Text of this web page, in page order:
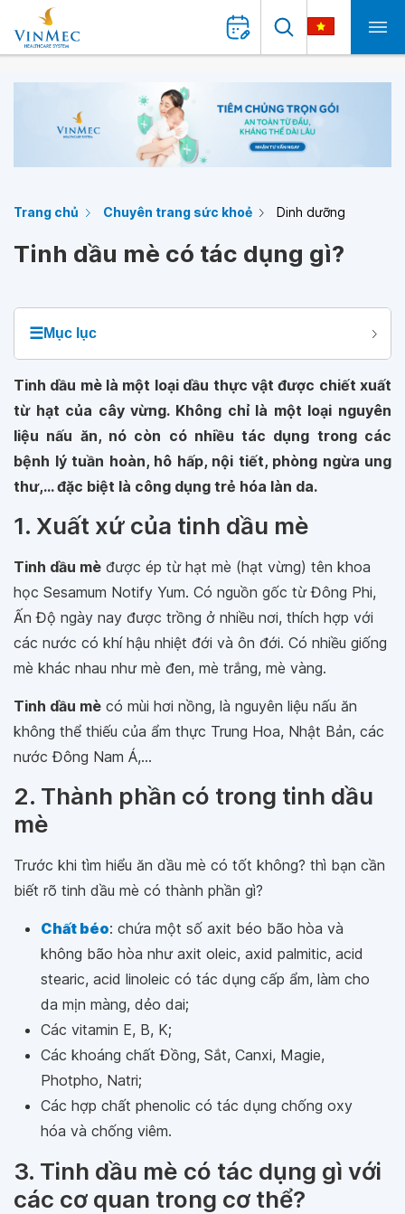
Trang chủ Chuyên trang sức khoẻ Dinh dưỡng
Tinh dầu mè có tác dụng gì?
☰Mục lục
Tinh dầu mè là một loại dầu thực vật được chiết xuất
từ hạt của cây vừng. Không chỉ là một loại nguyên
liệu nấu ăn, nó còn có nhiều tác dụng trong các
bệnh lý tuần hoàn, hô hấp, nội tiết, phòng ngừa ung
thư,... đặc biệt là công dụng trẻ hóa làn da.
1. Xuất xứ của tinh dầu mè
Tinh dầu mè được ép từ hạt mè (hạt vừng) tên khoa
học Sesamum Notify Yum. Có nguồn gốc từ Đông Phi,
Ấn Độ ngày nay được trồng ở nhiều nơi, thích hợp với
các nước có khí hậu nhiệt đới và ôn đới. Có nhiều giống
mè khác nhau như mè đen, mè trắng, mè vàng.
Tinh dầu mè có mùi hơi nồng, là nguyên liệu nấu ăn
không thể thiếu của ẩm thực Trung Hoa, Nhật Bản, các
nước Đông Nam Á,...
2. Thành phần có trong tinh dầu
mè
Trước khi tìm hiểu ăn dầu mè có tốt không? thì bạn cần
biết rõ tinh dầu mè có thành phần gì?
Chất béo: chứa một số axit béo bão hòa và
không bão hòa như axit oleic, axid palmitic, acid
stearic, acid linoleic có tác dụng cấp ẩm, làm cho
da mịn màng, dẻo dai;
Các vitamin E, B, K;
Các khoáng chất Đồng, Sắt, Canxi, Magie,
Photpho, Natri;
Các hợp chất phenolic có tác dụng chống oxy
hóa và chống viêm.
3. Tinh dầu mè có tác dụng gì với
các cơ quan trong cơ thể?